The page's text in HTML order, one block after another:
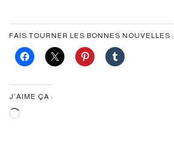
FAIS TOURNER LES BONNES NOUVELLES :
J’AIME ÇA :
Chargement…